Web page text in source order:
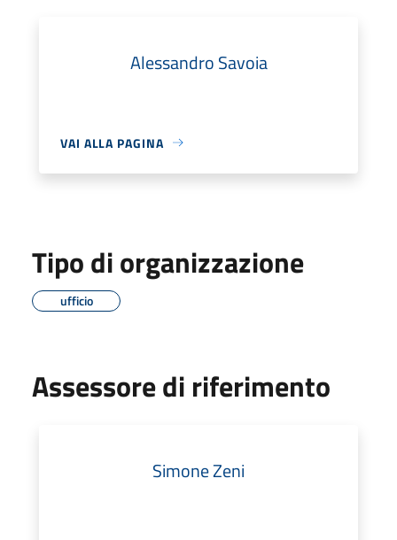
Alessandro Savoia
VAI ALLA PAGINA
Tipo di organizzazione
ufficio
Assessore di riferimento
Simone Zeni